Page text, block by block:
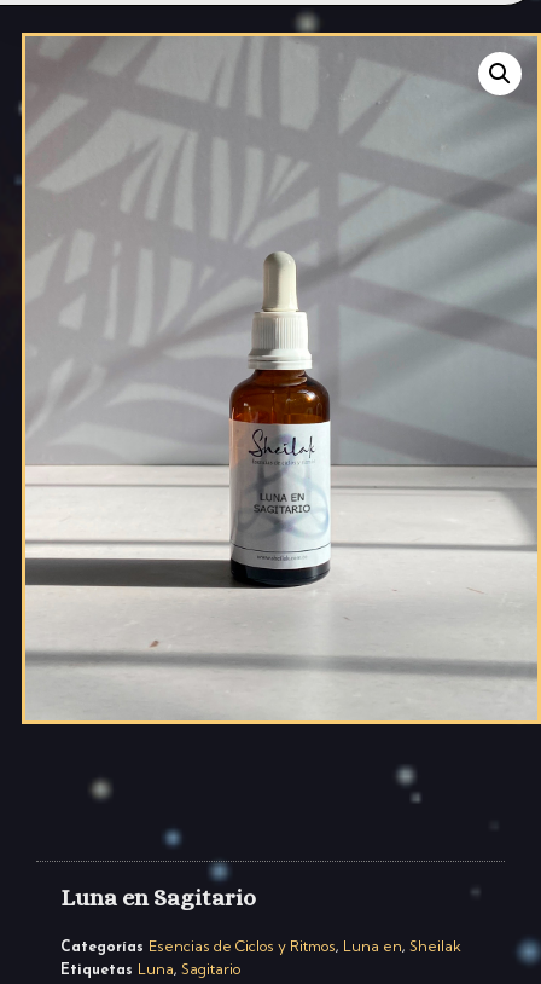
Luna en Sagitario
Categorías Esencias de Ciclos y Ritmos, Luna en, Sheilak
Etiquetas Luna, Sagitario